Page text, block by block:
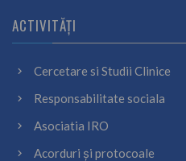
ACTIVITĂȚI
Cercetare si Studii Clinice
Responsabilitate sociala
Asociatia IRO
Acorduri și protocoale